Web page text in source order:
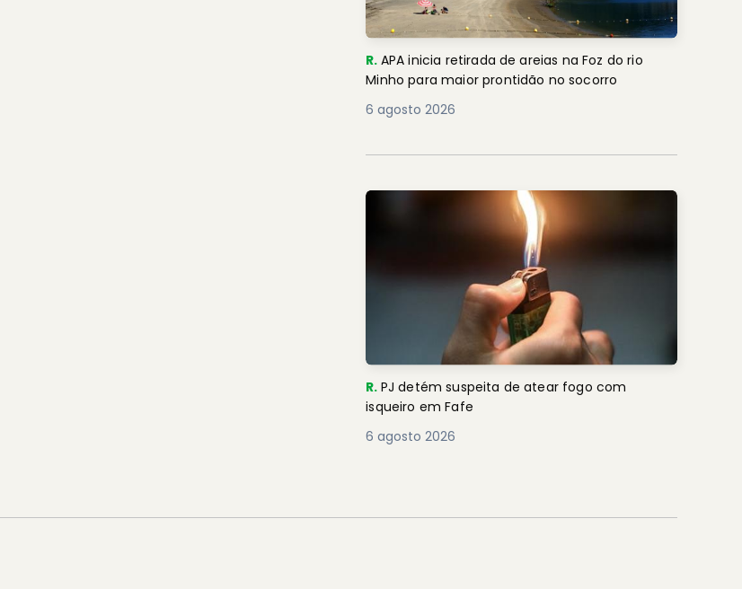
R. APA inicia retirada de areias na Foz do rio
Minho para maior prontidão no socorro
6 agosto 2026
R. PJ detém suspeita de atear fogo com
isqueiro em Fafe
6 agosto 2026